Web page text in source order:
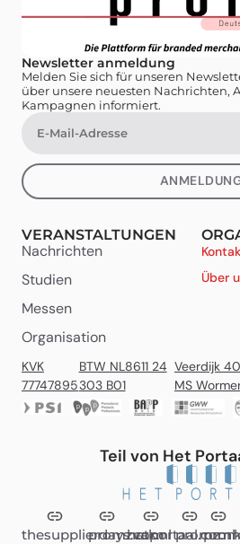
Newsletter anmeldung
Melden Sie sich für unseren
über unsere neuesten Nachrichten,
Kampagnen informiert.
VERANSTALTUNGEN
Nachrichten
Studien
Messen
Organisation
Über
KVK
77747895
BTW NL8611 24
303 B01
Veerdijk
MS
Teil von Het
thesupplierdays.com
promzvak.nl
hetportaal.com
promz.nl